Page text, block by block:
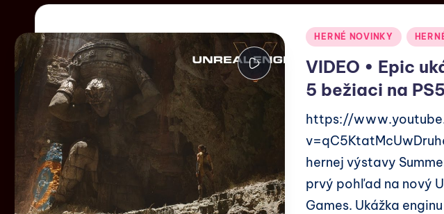
HERNÉ NOVINKY
VIDEO • Epic
5 bežiaci na PS5
https://
hernej výstavy
prvý pohľad na nový
Games. Ukážka